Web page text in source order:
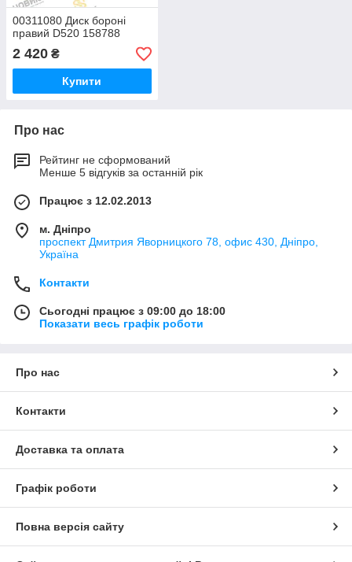
00311080 Диск бороні
правий D520 158788
2 420 ₴
Купити
Про нас
Рейтинг не сформований
Менше 5 відгуків за останній рік
Працює з 12.02.2013
м. Дніпро
проспект Дмитрия Яворницкого 78, офис 430, Дніпро,
Україна
Контакти
Сьогодні працює з 09:00 до 18:00
Показати весь графік роботи
Про нас
Контакти
Доставка та оплата
Графік роботи
Повна версія сайту